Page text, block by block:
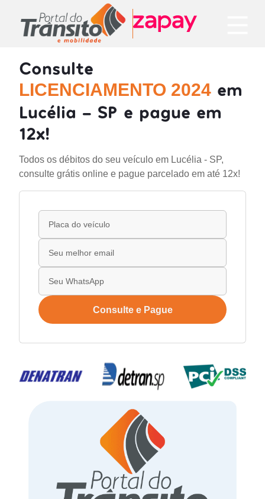
Consulte
LICENCIAMENTO 2024 em
Lucélia - SP e pague em
12x!
Todos os débitos do seu veículo em Lucélia - SP,
consulte grátis online e pague parcelado em até 12x!
Consulte e Pague